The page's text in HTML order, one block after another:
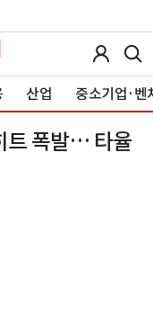
산업 중소기업·벤
트 폭발… 타율